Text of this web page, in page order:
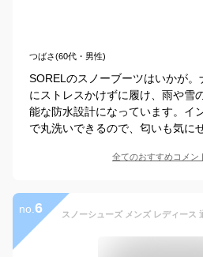
つばさ(60代・男性)
SORELのスノーブーツはいかが
にストレスかけずに履け、雨や雪
能な防水設計になっています。イ
で丸洗いできるので、匂いも気に
全てのおすすめコメン
no. 6